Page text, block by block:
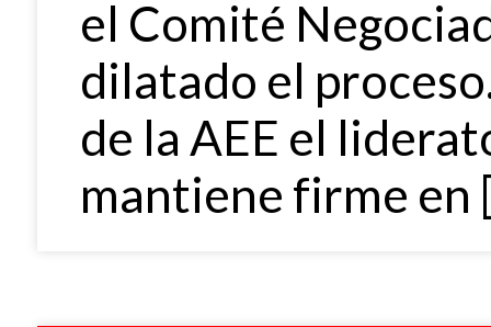
el Comité
dilatado el
de la AEE el
mantiene firme en